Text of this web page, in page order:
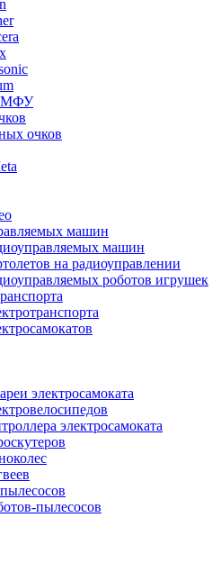
МФУ
очков
машин
машин
на радиоуправлении
роботов игрушек
электросамоката
электросамоката
пылесосов